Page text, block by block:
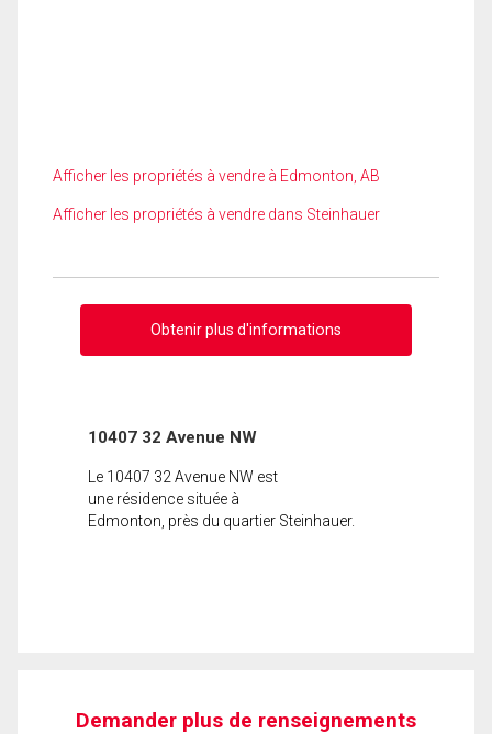
Afficher les propriétés à vendre à Edmonton, AB
Afficher les propriétés à vendre dans Steinhauer
Obtenir plus d'informations
10407 32 Avenue NW
Le 10407 32 Avenue NW est
une résidence située à
Edmonton, près du quartier Steinhauer.
Demander plus de renseignements